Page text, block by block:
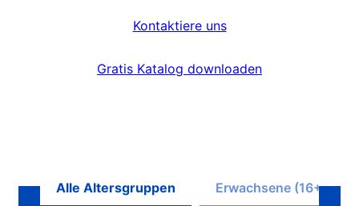
Kontaktiere uns
Gratis Katalog downloaden
Alle Altersgruppen Erwachsene (16+)